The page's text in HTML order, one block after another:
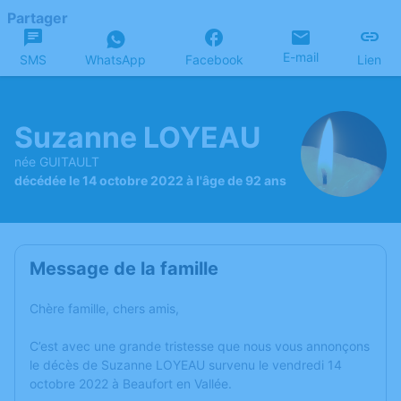
Partager
SMS WhatsApp Facebook E-mail Lien
Suzanne LOYEAU
née GUITAULT
décédée le 14 octobre 2022 à l'âge de 92 ans
Message de la famille
Chère famille, chers amis,
C’est avec une grande tristesse que nous vous annonçons
le décès de Suzanne LOYEAU survenu le vendredi 14
octobre 2022 à Beaufort en Vallée.